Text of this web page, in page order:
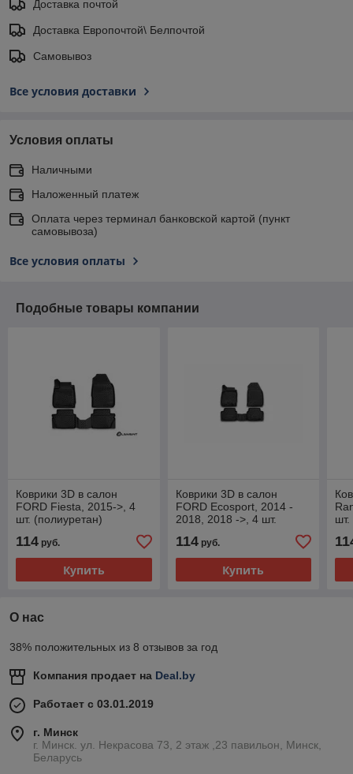
Доставка почтой
Доставка Европочтой\ Белпочтой
Самовывоз
Все условия доставки
Условия оплаты
Наличными
Наложенный платеж
Оплата через терминал банковской картой (пункт
самовывоза)
Все условия оплаты
Подобные товары компании
Коврики 3D в салон
FORD Fiesta, 2015->, 4
шт. (полиуретан)
114 руб.
Купить
Коврики 3D в салон
FORD Ecosport, 2014 -
2018, 2018 ->, 4 шт.
114руб.
Купить
шт.
О нас
38% положительных из 8 отзывов за год
Компания продает на Deal.by
Работает с 03.01.2019
г. Минск
г. Минск. ул. Некрасова 73, 2 этаж ,23 павильон, Минск,
Беларусь